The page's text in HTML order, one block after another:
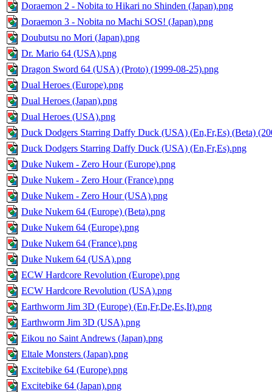
Doraemon 2 - Nobita to Hikari no Shinden (Japan).png
Doraemon 3 - Nobita no Machi SOS! (Japan).png
Doubutsu no Mori (Japan).png
Dr. Mario 64 (USA).png
Dragon Sword 64 (USA) (Proto) (1999-08-25).png
Dual Heroes (Europe).png
Dual Heroes (Japan).png
Dual Heroes (USA).png
Duck Dodgers Starring Daffy Duck (USA) (En,Fr,Es) (Beta)
Duck Dodgers Starring Daffy Duck (USA) (En,Fr,Es).png
Duke Nukem - Zero Hour (Europe).png
Duke Nukem - Zero Hour (France).png
Duke Nukem - Zero Hour (USA).png
Duke Nukem 64 (Europe) (Beta).png
Duke Nukem 64 (Europe).png
Duke Nukem 64 (France).png
Duke Nukem 64 (USA).png
ECW Hardcore Revolution (Europe).png
ECW Hardcore Revolution (USA).png
Earthworm Jim 3D (Europe) (En,Fr,De,Es,It).png
Earthworm Jim 3D (USA).png
Eikou no Saint Andrews (Japan).png
Eltale Monsters (Japan).png
Excitebike 64 (Europe).png
Excitebike 64 (Japan).png